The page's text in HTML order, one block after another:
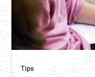
Tips